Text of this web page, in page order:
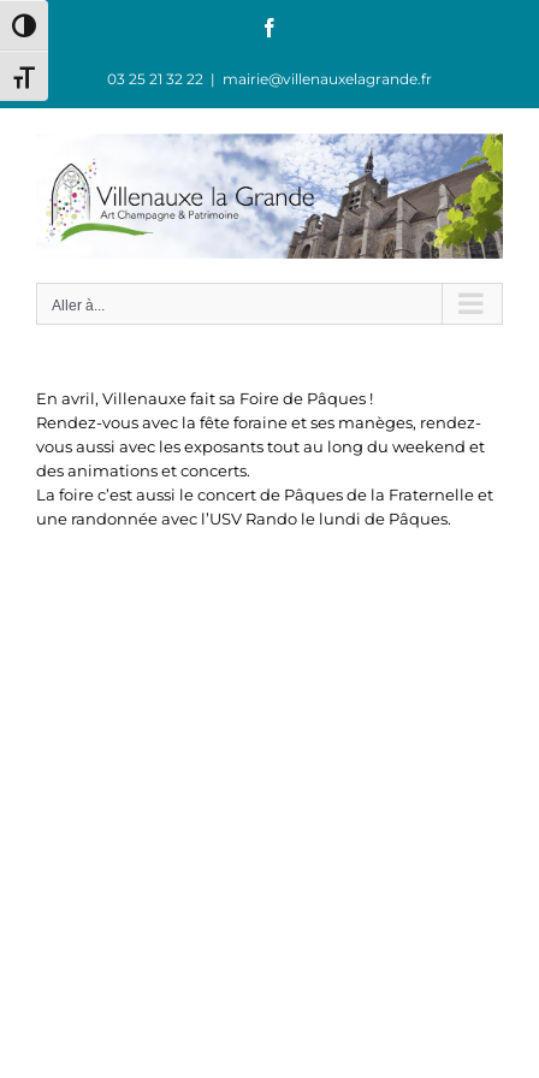
Passer en contraste élevé
Changer la taille de la police
Passer
au
03 25 21 32 22 | mairie@villenauxelagrande.fr
Aller à...
En avril, Villenauxe fait sa Foire de Pâques !
Rendez-vous avec la fête foraine et ses manèges, rendez-
vous aussi avec les exposants tout au long du weekend et
des animations et concerts.
La foire c’est aussi le concert de Pâques de la Fraternelle et
une randonnée avec l’USV Rando le lundi de Pâques.